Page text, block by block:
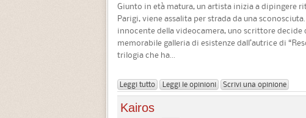
Giunto in età matura, un artista inizia a dipingere
Parigi, viene assalita per strada da una
innocente della videocamera, uno scrittore decide
memorabile galleria di esistenze dall’autrice di
trilogia che ha...
Leggi tutto Leggi le opinioni Scrivi una opinione
Kairos